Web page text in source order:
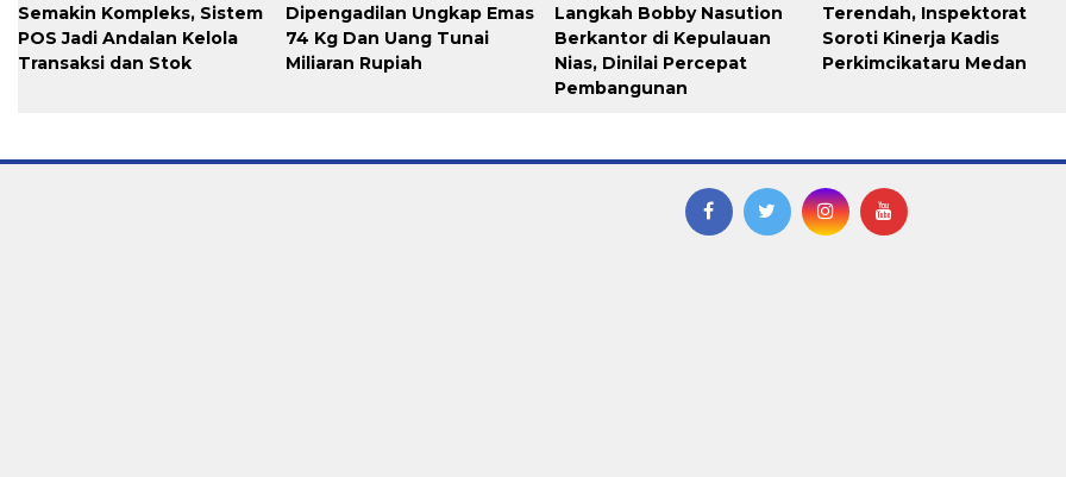
Semakin Kompleks, Sistem
POS Jadi Andalan Kelola
Transaksi dan Stok
Dipengadilan Ungkap Emas
74 Kg Dan Uang Tunai
Miliaran Rupiah
Langkah Bobby Nasution
Berkantor di Kepulauan
Nias, Dinilai Percepat
Pembangunan
Terendah, Inspektorat
Soroti Kinerja Kadis
Perkimcikataru Medan